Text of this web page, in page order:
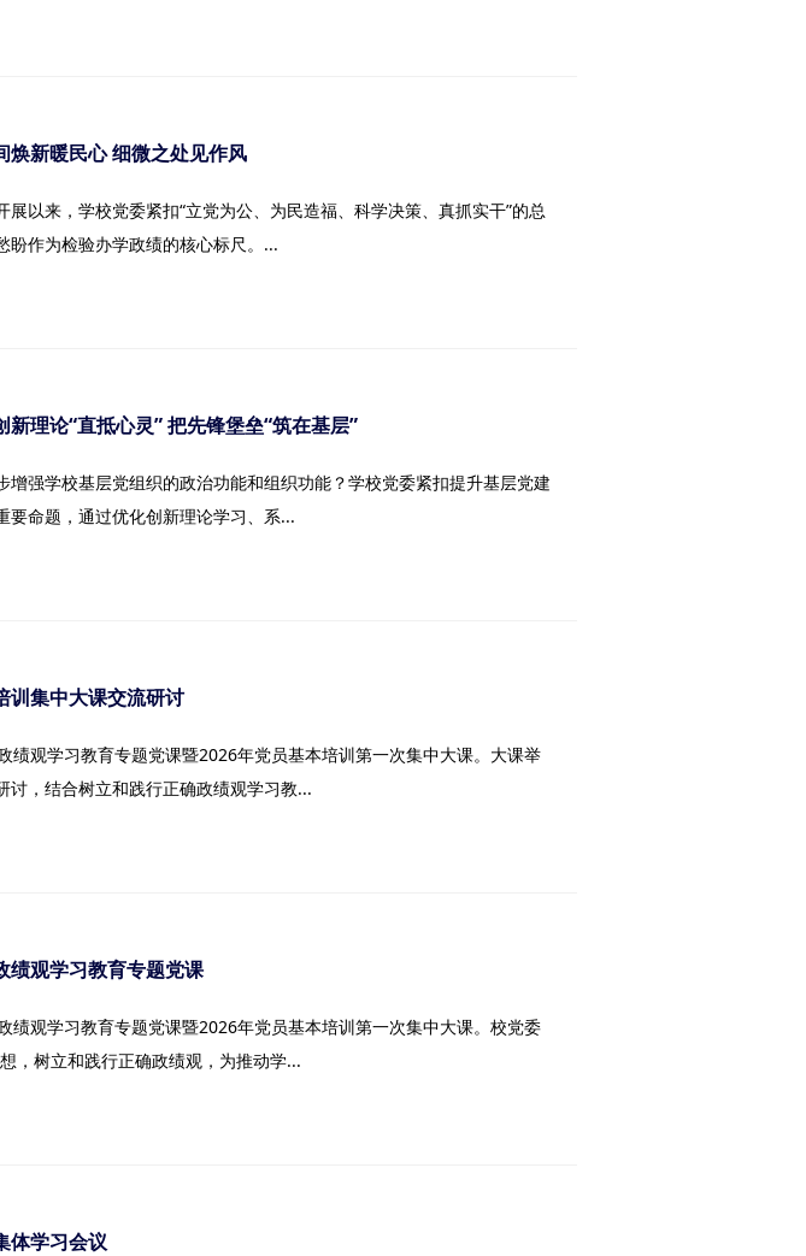
焕新暖民心 细微之处见作风
以来，学校党委紧扣“立党为公、为民造福、科学决策、真抓实干”的总
盼作为检验办学政绩的核心标尺。...
新理论“直抵心灵” 把先锋堡垒“筑在基层”
增强学校基层党组织的政治功能和组织功能？学校党委紧扣提升基层党建
要命题，通过优化创新理论学习、系...
训集中大课交流研讨
绩观学习教育专题党课暨2026年党员基本培训第一次集中大课。大课举
讨，结合树立和践行正确政绩观学习教...
绩观学习教育专题党课
绩观学习教育专题党课暨2026年党员基本培训第一次集中大课。校党委
，树立和践行正确政绩观，为推动学...
体学习会议